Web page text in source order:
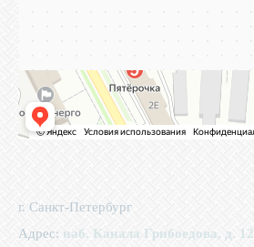
г. Санкт-Петербург
Адрес: наб. Канала Грибоедова, д.